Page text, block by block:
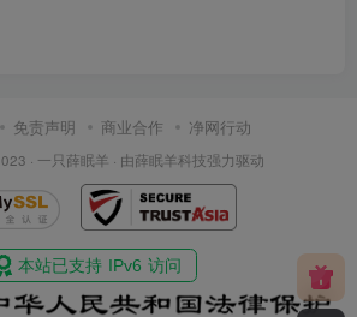
免责声明 商业合作 净网行动
· 一只薛眠羊 · 由薛眠羊科技强力驱动